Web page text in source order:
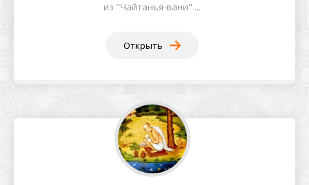
из "Чайтанья-вани" ...
Открыть